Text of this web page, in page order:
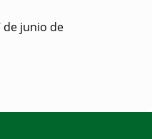
de junio de